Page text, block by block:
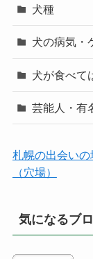
犬種
犬の病気・
犬が食べて
芸能人・有
札幌の出会い
（穴場）
気になるブ